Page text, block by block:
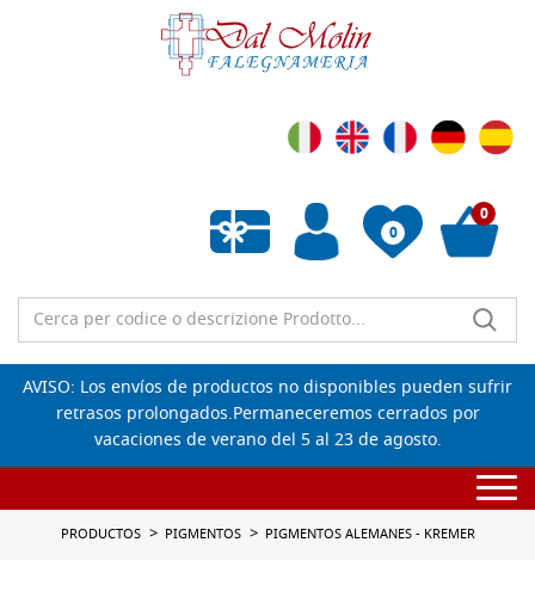
0
Lista de deseos vacía
0
AVISO: Los envíos de productos no disponibles pueden sufrir
retrasos prolongados.Permaneceremos cerrados por
vacaciones de verano del 5 al 23 de agosto.
PRODUCTOS PIGMENTOS PIGMENTOS ALEMANES - KREMER